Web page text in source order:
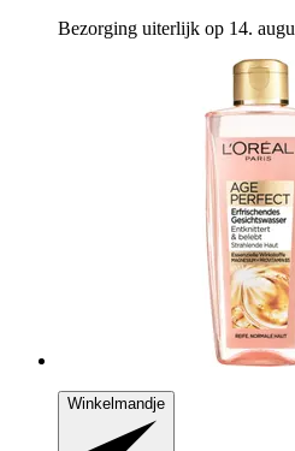
Bezorging uiterlijk op 14.
Winkelmandje